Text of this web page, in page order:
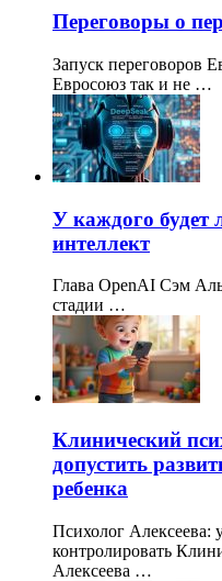
Переговоры о
Запуск переговоров
Евросоюз так и не …
У каждого будет
интеллект
Глава OpenAI Сэм
стадии …
Клинический
допустить
ребенка
Психолог Алексеева:
контролировать
Алексеева …